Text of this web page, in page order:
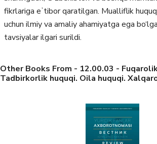
fikrlariga eʼtibor qaratilgan. Mualliflik
uchun ilmiy va amaliy ahamiyatga ega
tavsiyalar ilgari surildi.
Other Books From - 12.00.03 -
Tadbirkorlik huquqi. Oila huquqi.